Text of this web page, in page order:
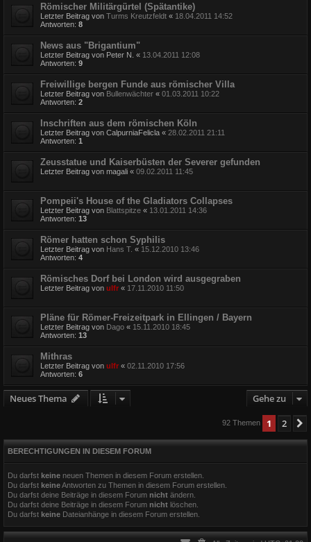
Römischer Militärgürtel (Spätantike)
Letzter Beitrag von Turms Kreutzfeldt « 18.04.2011 14:52
Antworten: 8
News aus "Brigantium"
Letzter Beitrag von Peter N. « 13.04.2011 12:08
Antworten: 9
Freiwillige bergen Funde aus römischer Villa
Letzter Beitrag von Bullenwächter « 01.03.2011 10:22
Antworten: 2
Inschriften aus dem römischen Köln
Letzter Beitrag von CalpurniaFelicla « 28.02.2011 21:11
Antworten: 1
Zeusstatue und Kaiserbüsten der Severer gefunden
Letzter Beitrag von magali « 09.02.2011 11:45
Pompeii's House of the Gladiators Collapses
Letzter Beitrag von Blattspitze « 13.01.2011 14:36
Antworten: 13
Römer hatten schon Syphilis
Letzter Beitrag von Hans T. « 15.12.2010 13:46
Antworten: 4
Römisches Dorf bei London wird ausgegraben
Letzter Beitrag von ulfr « 17.11.2010 11:50
Pläne für Römer-Freizeitpark in Ellingen / Bayern
Letzter Beitrag von Dago « 15.11.2010 18:45
Antworten: 13
Mithras
Letzter Beitrag von ulfr « 02.11.2010 17:56
Antworten: 6
Neues Thema Gehe zu
92 Themen 1 2
BERECHTIGUNGEN IN DIESEM FORUM
Du darfst keine neuen Themen in diesem Forum erstellen.
Du darfst keineAntworten zu Themen in diesem Forum erstellen.
Du darfst deine Beiträge in diesem Forum nicht ändern.
Du darfst deine Beiträge in diesem Forum nicht löschen.
Du darfst keine Dateianhänge in diesem Forum erstellen.